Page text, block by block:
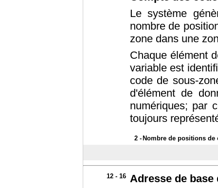
Le système
nombre de
zone dans une
Chaque élément
variable est
code de sous-
d'élément de
numériques; par
toujours
2 - Nombre de positions
12 - 16
Adresse de base